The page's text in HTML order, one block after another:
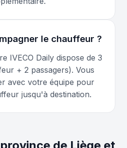
le chauffeur ?
IVECO Daily dispose de 3
+ 2 passagers). Vous
avec votre équipe pour
jusqu'à destination.